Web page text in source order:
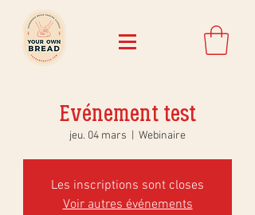
Evénement test
jeu. 04 mars Webinaire
Les inscriptions sont closes
Voir autres événements